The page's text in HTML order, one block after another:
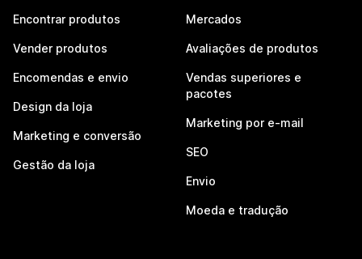
Encontrar produtos
Vender produtos
Encomendas e envio
Design da loja
Marketing e conversão
Gestão da loja
Mercados
Avaliações de produtos
Vendas superiores e
pacotes
Marketing por e-mail
SEO
Envio
Moeda e tradução